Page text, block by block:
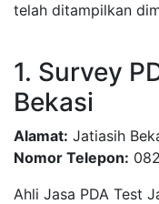
telah ditampilkan
1. Survey
Bekasi
Alamat: Jatiasih
Nomor Telepon:
Ahli Jasa PDA Test